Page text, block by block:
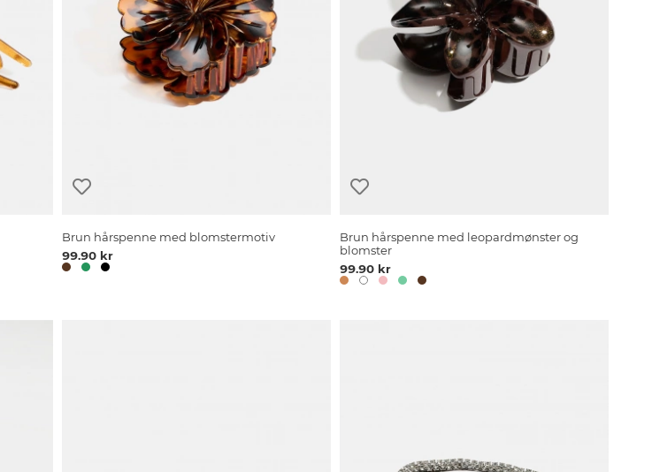
Brun hårspenne med blomstermotiv
99.90 kr
Brun hårspenne med leopardmønster og
blomster
99.90 kr